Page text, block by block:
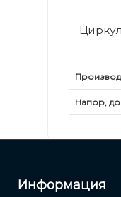
Стандартные
Строительные
Дренажные
Циркуляционные
Напор, до
Информация